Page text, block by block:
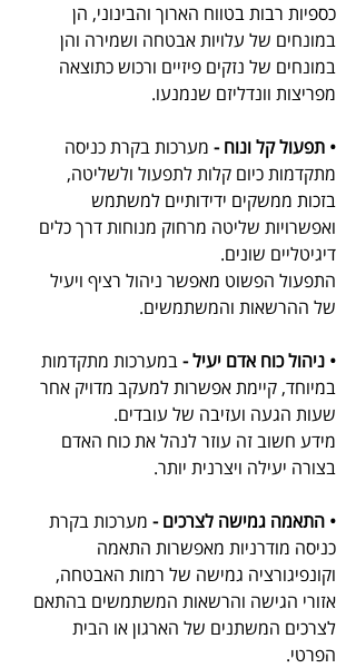
כספיות רבות בטווח הארוך והבינוני, הן
במונחים של עלויות אבטחה ושמירה והן
במונחים של נזקים פיזיים ורכוש כתוצאה
מפריצות וונדליזם שנמנעו.
• תפעול קל ונוח - מערכות בקרת כניסה
מתקדמות כיום קלות לתפעול ולשליטה,
בזכות ממשקים ידידותיים למשתמש
ואפשרויות שליטה מרחוק מנוחות דרך כלים
דיגיטליים שונים.
התפעול הפשוט מאפשר ניהול רציף ויעיל
של ההרשאות והמשתמשים.
• ניהול כוח אדם יעיל - במערכות מתקדמות
במיוחד, קיימת אפשרות למעקב מדויק אחר
שעות הגעה ועזיבה של עובדים.
מידע חשוב זה עוזר לנהל את כוח האדם
בצורה יעילה ויצרנית יותר.
• התאמה גמישה לצרכים - מערכות בקרת
כניסה מודרניות מאפשרות התאמה
וקונפיגורציה גמישה של רמות האבטחה,
אזורי הגישה והרשאות המשתמשים בהתאם
לצרכים המשתנים של הארגון או הבית
הפרטי.